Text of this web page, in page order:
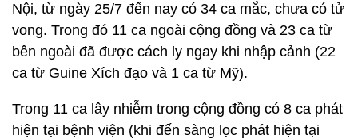
Nội, từ ngày 25/7 đến nay có 34 ca mắc, chưa có tử
vong. Trong đó 11 ca ngoài cộng đồng và 23 ca từ
bên ngoài đã được cách ly ngay khi nhập cảnh (22
ca từ Guine Xích đạo và 1 ca từ Mỹ).
Trong 11 ca lây nhiễm trong cộng đồng có 8 ca phát
hiện tại bệnh viện (khi đến sàng lọc phát hiện tại